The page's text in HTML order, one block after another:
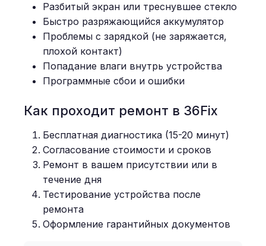
Разбитый экран или треснувшее стекло
Быстро разряжающийся аккумулятор
Проблемы с зарядкой (не заряжается,
плохой контакт)
Попадание влаги внутрь устройства
Программные сбои и ошибки
Как проходит ремонт в 36Fix
Бесплатная диагностика (15-20 минут)
Согласование стоимости и сроков
Ремонт в вашем присутствии или в
течение дня
Тестирование устройства после
ремонта
Оформление гарантийных документов